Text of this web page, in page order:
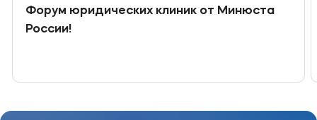
Форум юридических клиник от Минюста
России!